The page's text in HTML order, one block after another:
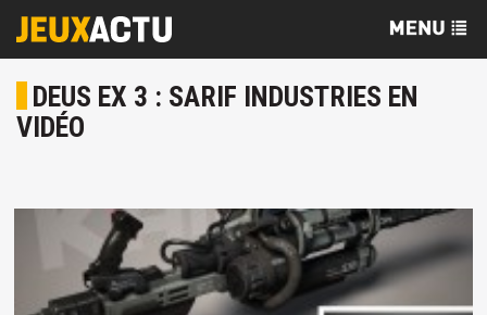
DEUS EX 3 : SARIF INDUSTRIES EN
VIDÉO